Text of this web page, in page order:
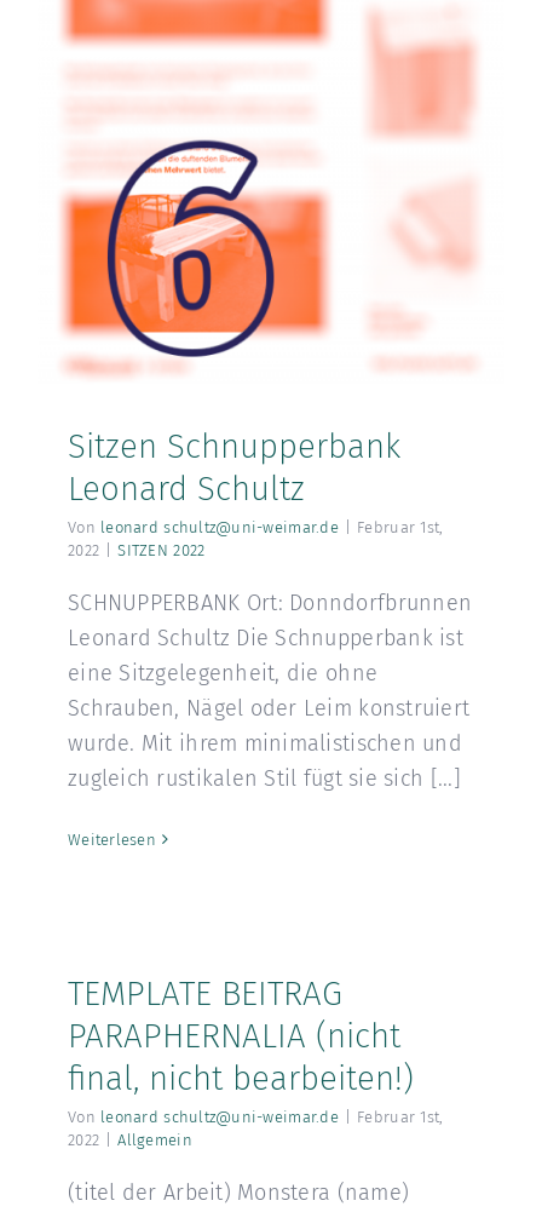
Sitzen Schnupperbank
Leonard Schultz
Von leonard schultz@uni-weimar.de
Februar 1st,
2022
SITZEN 2022
SCHNUPPERBANK Ort: Donndorfbrunnen
Leonard Schultz Die Schnupperbank ist
eine Sitzgelegenheit, die ohne
Schrauben, Nägel oder Leim konstruiert
wurde. Mit ihrem minimalistischen und
zugleich rustikalen Stil fügt sie sich [...]
Weiterlesen
TEMPLATE BEITRAG
PARAPHERNALIA (nicht
final, nicht bearbeiten!)
Von leonard schultz@uni-weimar.de
Februar 1st,
2022
Allgemein
(titel der Arbeit) Monstera (name)